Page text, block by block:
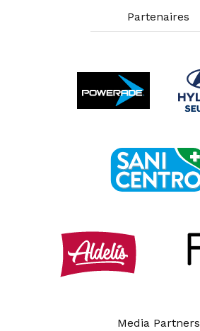
Partenaires
Media Partners